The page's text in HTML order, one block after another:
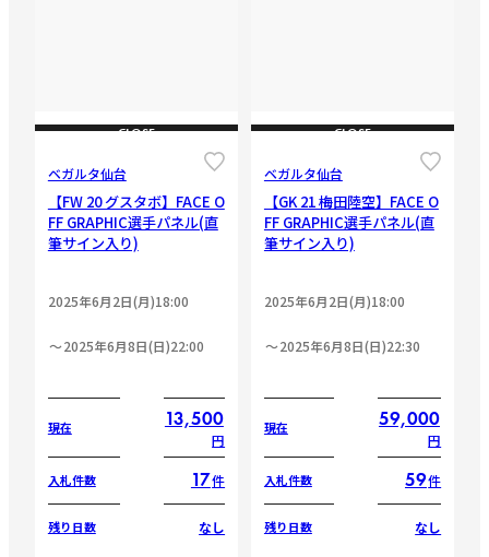
CLOSE
ベガルタ仙台
【FW 20 グスタボ】FACE O
FF GRAPHIC選手パネル(直
筆サイン入り)
2025年6月2日(月)18:00
2025年6月8日(日)22:00
現在 13,500
円
入札件数 17件
残り日数 なし
CLOSE
ベガルタ仙台
【GK 21 梅田陸空】FACE O
FF GRAPHIC選手パネル(直
筆サイン入り)
2025年6月2日(月)18:00
2025年6月8日(日)22:30
現在 59,000
円
入札件数 59件
残り日数 なし